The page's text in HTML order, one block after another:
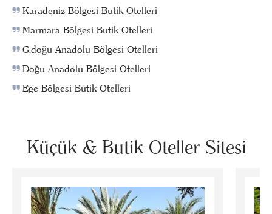
Karadeniz Bölgesi Butik Otelleri
Marmara Bölgesi Butik Otelleri
G.doğu Anadolu Bölgesi Otelleri
Doğu Anadolu Bölgesi Otelleri
Ege Bölgesi Butik Otelleri
Küçük & Butik Oteller Sitesi